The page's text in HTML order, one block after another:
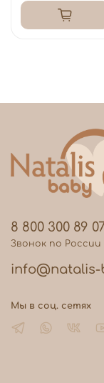
8 800 300 89
Звонок по
info@natalis-
Мы в соц. сетях